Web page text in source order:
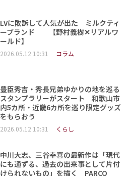
LVに敗訴して人気が出た ミルクティ
ーブランド 【野村義樹✕リアルワ
ールド】
2026.05.12 10:31 コラム
豊臣秀吉・秀長兄弟ゆかりの地を巡る
スタンプラリーがスタート 和歌山市
内5カ所・近畿6カ所を巡り限定グッズ
をもらおう
2026.05.12 10:31 くらし
中川大志、三谷幸喜の最新作は「現代
にも通ずる、過去の出来事として片付
けられないもの」を描く PARCO